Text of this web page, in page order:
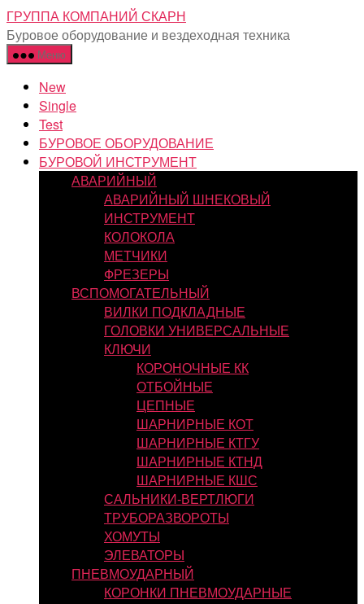
Перейти
к
содержимому
ГРУППА КОМПАНИЙ СКАРН
Буровое оборудование и вездеходная техника
Меню
New
Single
Test
БУРОВОЕ ОБОРУДОВАНИЕ
БУРОВОЙ ИНСТРУМЕНТ
АВАРИЙНЫЙ
АВАРИЙНЫЙ ШНЕКОВЫЙ
ИНСТРУМЕНТ
КОЛОКОЛА
МЕТЧИКИ
ФРЕЗЕРЫ
ВСПОМОГАТЕЛЬНЫЙ
ВИЛКИ ПОДКЛАДНЫЕ
ГОЛОВКИ УНИВЕРСАЛЬНЫЕ
КЛЮЧИ
КОРОНОЧНЫЕ КК
ОТБОЙНЫЕ
ЦЕПНЫЕ
ШАРНИРНЫЕ КОТ
ШАРНИРНЫЕ КТГУ
ШАРНИРНЫЕ КТНД
ШАРНИРНЫЕ КШС
САЛЬНИКИ-ВЕРТЛЮГИ
ТРУБОРАЗВОРОТЫ
ХОМУТЫ
ЭЛЕВАТОРЫ
ПНЕВМОУДАРНЫЙ
КОРОНКИ ПНЕВМОУДАРНЫЕ